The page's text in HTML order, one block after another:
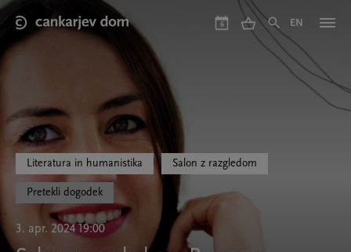
Skip
to
main
content
6 EN
Literatura in humanistika Salon z razgledom
Pretekli dogodek
3. apr. 2024 19:00